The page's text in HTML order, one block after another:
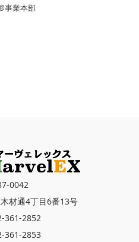
事業本部
0042
材通4丁目6番13号
361-2852
361-2853